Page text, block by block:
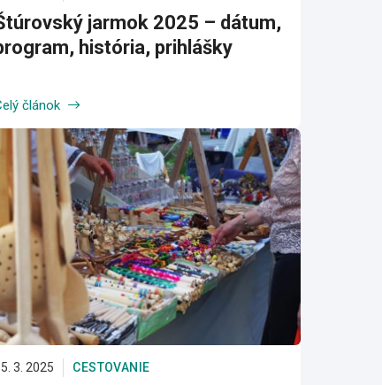
jarmok 2025 – dátum,
história, prihlášky
článok
3. 2025 CESTOVANIE